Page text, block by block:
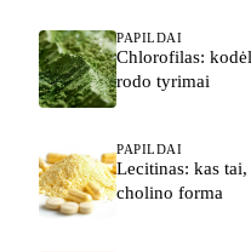
PAPILDAI
Chlorofilas:
rodo tyrimai
PAPILDAI
Lecitinas: kas
cholino forma